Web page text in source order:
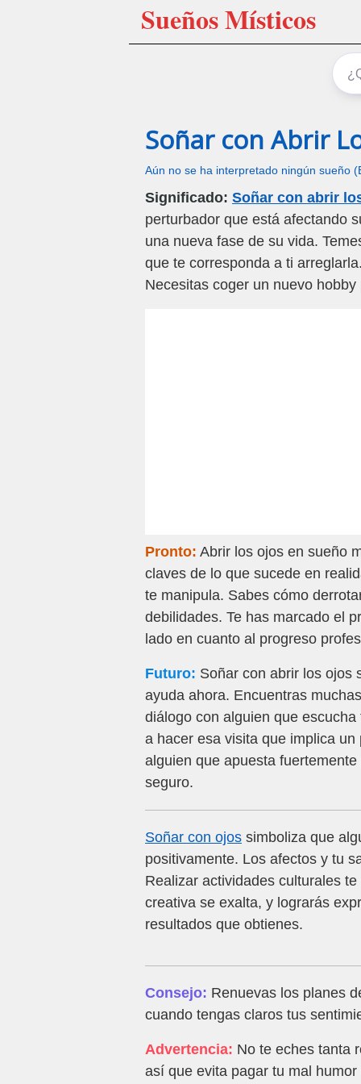
Sueños Místicos
Soñar con Abrir
Aún no se ha interpretado ningún sueño
Significado: Soñar con abrir
perturbador que está afectando
una nueva fase de su vida.
que te corresponda a ti
Necesitas coger un nuevo
Pronto: Abrir los ojos en sueño
claves de lo que sucede en
te manipula. Sabes cómo
debilidades. Te has marcado el
lado en cuanto al progreso
Futuro: Soñar con abrir los ojos
ayuda ahora. Encuentras
diálogo con alguien que
a hacer esa visita que implica
alguien que apuesta
seguro.
Soñar con ojos simboliza que
positivamente. Los afectos y tu
Realizar actividades culturales
creativa se exalta, y lograrás
resultados que obtienes.
Consejo: Renuevas los planes
cuando tengas claros tus
Advertencia: No te eches tanta
así que evita pagar tu mal